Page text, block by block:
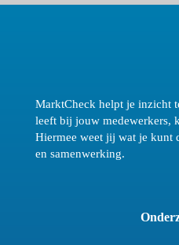
MarktCheck helpt je inzicht
leeft bij jouw medewerkers,
Hiermee weet jij wat je kunt
en samenwerking.